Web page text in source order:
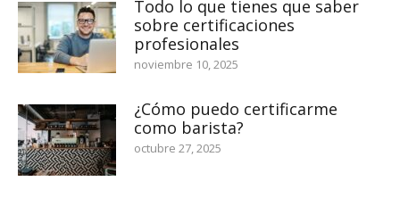
Todo lo que tienes que saber
sobre certificaciones
profesionales
noviembre 10, 2025
¿Cómo puedo certificarme
como barista?
octubre 27, 2025